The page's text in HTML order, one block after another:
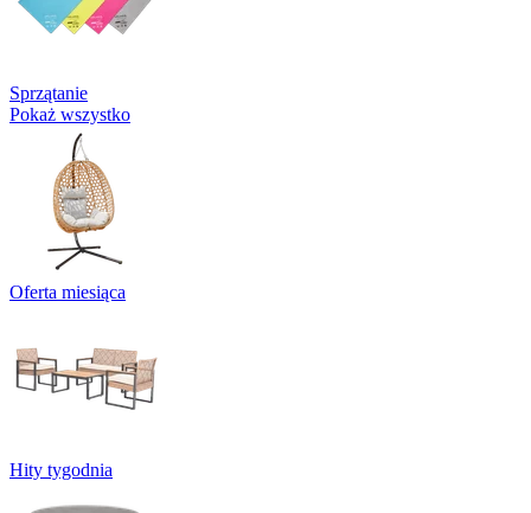
Sprzątanie
Pokaż wszystko
Oferta miesiąca
Hity tygodnia